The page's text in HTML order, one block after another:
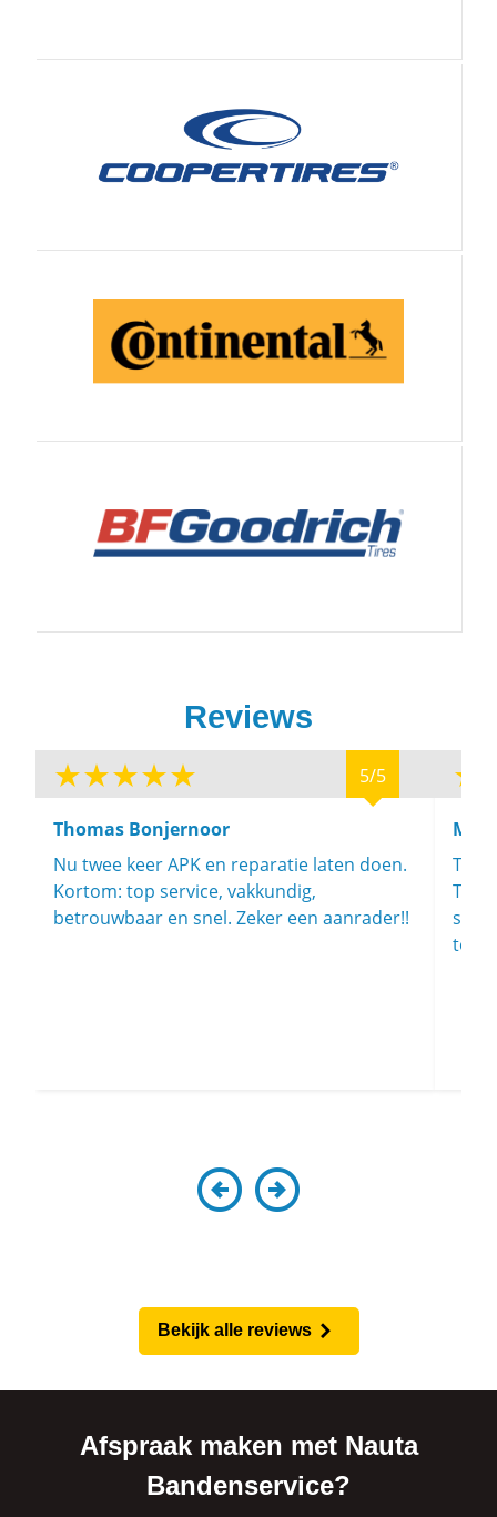
Reviews
5/5
Thomas Bonjernoor
Nu twee keer APK en reparatie laten doen.
Kortom: top service, vakkundig,
betrouwbaar en snel. Zeker een aanrader!!
Top-
Bekijk alle reviews
Afspraak maken met Nauta
Bandenservice?